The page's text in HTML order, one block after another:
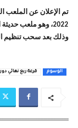
تم الإعلان عن الملعب
2022، وهو ملعب
وذلك بعد سحب تنظيم
الوسوم قرعة ربع نهائي